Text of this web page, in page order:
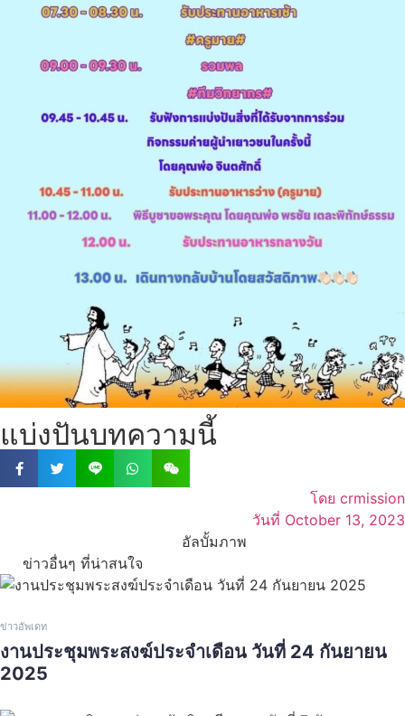
แบ่งปันบทความนี้
โดย crmission
วันที่ October 13, 2023
อัลบั้มภาพ
ข่าวอื่นๆ ที่น่าสนใจ
ข่าวอัพเดท
งานประชุมพระสงฆ์ประจำเดือน วันที่ 24 กันยายน
2025